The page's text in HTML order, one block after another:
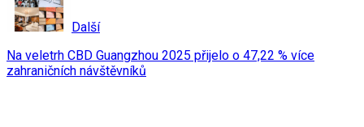
Další
Na veletrh CBD Guangzhou 2025 přijelo o 47,22 % více
zahraničních návštěvníků